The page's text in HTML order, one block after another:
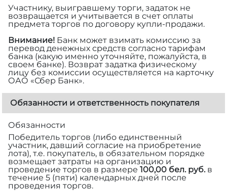
Участнику, выигравшему торги, задаток не
возвращается и учитывается в счет оплаты
предмета торгов по договору купли-продажи.
Внимание! Банк может взимать комиссию за
перевод денежных средств согласно тарифам
банка (какую именно уточняйте, пожалуйста, в
своем банке). Возврат задатка физическому
лицу без комиссии осуществляется на карточку
ОАО «Сбер Банк».
Обязанности и ответственность покупателя
Обязанности
Победитель торгов (либо единственный
участник, давший согласие на приобретение
лота), т.е. покупатель, в обязательном порядке
возмещает затраты на организацию и
проведение торгов в размере 100,00 бел. руб.в
течение 5 (пяти) календарных дней после
проведения торгов.